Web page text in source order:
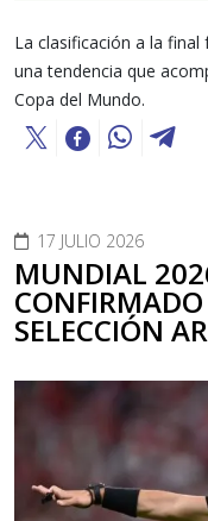
La clasificación a la
una tendencia que
Copa del Mundo.
17 JULIO 2026
MUNDIAL
SELECCIÓN